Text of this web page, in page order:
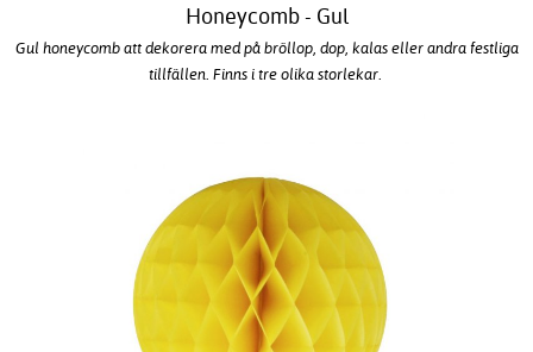
Honeycomb - Gul
Gul honeycomb att dekorera med på bröllop, dop, kalas eller andra festliga
tillfällen. Finns i tre olika storlekar.